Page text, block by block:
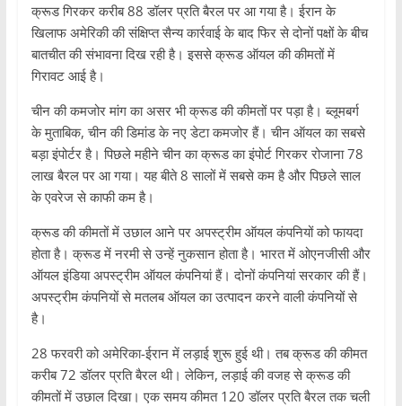
क्रूड गिरकर करीब 88 डॉलर प्रति बैरल पर आ गया है। ईरान के
खिलाफ अमेरिकी की संक्षिप्त सैन्य कार्रवाई के बाद फिर से दोनों पक्षों के बीच
बातचीत की संभावना दिख रही है। इससे क्रूड ऑयल की कीमतों में
गिरावट आई है।
चीन की कमजोर मांग का असर भी क्रूड की कीमतों पर पड़ा है। ब्लूमबर्ग
के मुताबिक, चीन की डिमांड के नए डेटा कमजोर हैं। चीन ऑयल का सबसे
बड़ा इंपोर्टर है। पिछले महीने चीन का क्रूड का इंपोर्ट गिरकर रोजाना 78
लाख बैरल पर आ गया। यह बीते 8 सालों में सबसे कम है और पिछले साल
के एवरेज से काफी कम है।
क्रूड की कीमतों में उछाल आने पर अपस्ट्रीम ऑयल कंपनियों को फायदा
होता है। क्रूड में नरमी से उन्हें नुकसान होता है। भारत में ओएनजीसी और
ऑयल इंडिया अपस्ट्रीम ऑयल कंपनियां हैं। दोनों कंपनियां सरकार की हैं।
अपस्ट्रीम कंपनियों से मतलब ऑयल का उत्पादन करने वाली कंपनियों से
है।
28 फरवरी को अमेरिका-ईरान में लड़ाई शुरू हुई थी। तब क्रूड की कीमत
करीब 72 डॉलर प्रति बैरल थी। लेकिन, लड़ाई की वजह से क्रूड की
कीमतों में उछाल दिखा। एक समय कीमत 120 डॉलर प्रति बैरल तक चली